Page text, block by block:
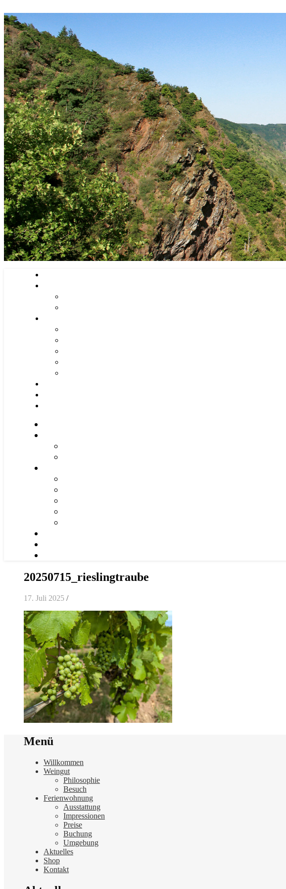
20250715_rieslingtraube
17. Juli 2025 /
Menü
Willkommen
Weingut
Philosophie
Besuch
Ferienwohnung
Ausstattung
Impressionen
Preise
Buchung
Umgebung
Aktuelles
Shop
Kontakt